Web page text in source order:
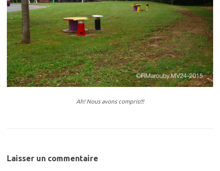
Ah! Nous avons compris!!!
Laisser un commentaire